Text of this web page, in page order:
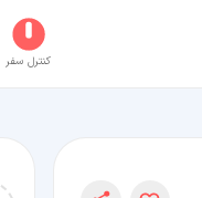
کنترل سفر